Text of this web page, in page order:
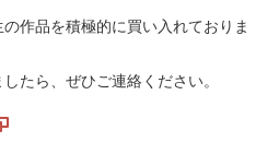
の作品を積極的に買い入れておりま
たら、ぜひご連絡ください。